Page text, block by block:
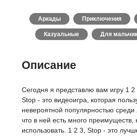
Аркады Приключения
Казуальные Для
Описание
Сегодня я представлю вам игру 1 2
Stop - это видеоигра, которая
невероятной популярностью
что в ней есть много
использовать. 1 2 3, Stop - это